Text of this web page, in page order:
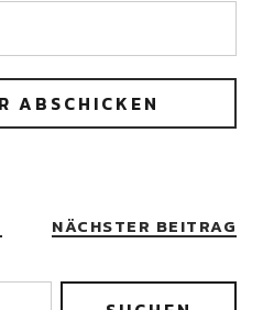
NÄCHSTER BEITRAG